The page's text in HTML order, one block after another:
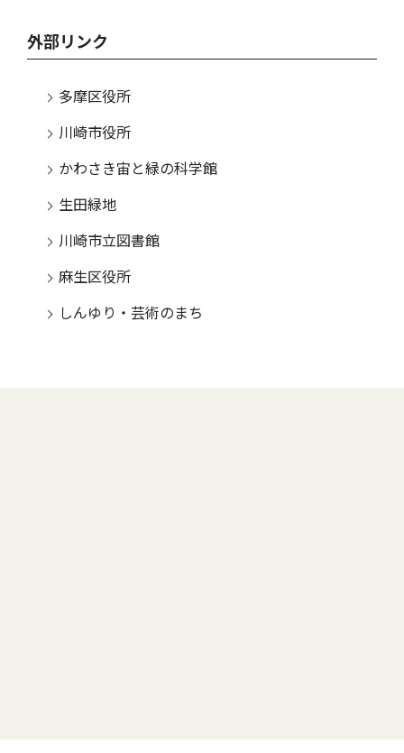
外部リンク
多摩区役所
川崎市役所
かわさき宙と緑の科学館
生田緑地
川崎市立図書館
麻生区役所
しんゆり・芸術のまち